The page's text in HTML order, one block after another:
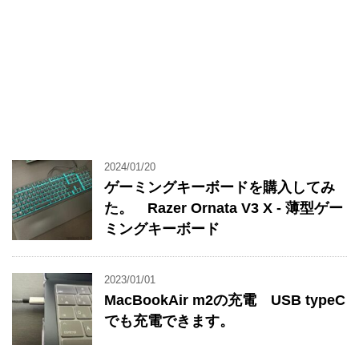
2024/01/20
ゲーミングキーボードを購入してみ
た。 Razer Ornata V3 X - 薄型ゲー
ミングキーボード
2023/01/01
MacBookAir m2の充電 USB typeC
でも充電できます。